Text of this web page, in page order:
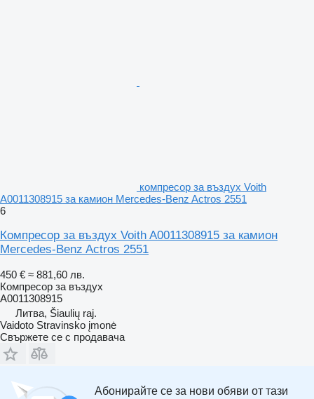
компресор за въздух Voith
A0011308915 за камион Mercedes-Benz Actros 2551
6
Компресор за въздух Voith A0011308915 за камион
Mercedes-Benz Actros 2551
450 € ≈ 881,60 лв.
Компресор за въздух
A0011308915
Литва, Šiaulių raj.
Vaidoto Stravinsko įmonė
Свържете се с продавача
Абонирайте се за нови обяви от тази